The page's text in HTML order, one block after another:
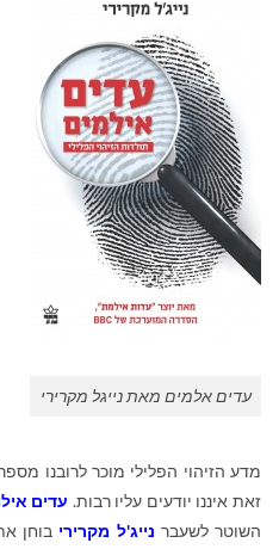
עדים אלמים מאת נייגל מקרירי
מדע הזיהוי הפלילי מוכר לרובנו
זאת איננו יודעים עליו רבות. עדים
השוטר לשעבר נייג'ל מקרירי בוחן